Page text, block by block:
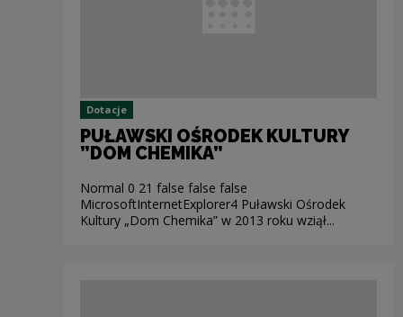
Dotacje
PUŁAWSKI OŚRODEK KULTURY
”DOM CHEMIKA”
Normal 0 21 false false false
MicrosoftInternetExplorer4 Puławski Ośrodek
Kultury „Dom Chemika” w 2013 roku wziął...